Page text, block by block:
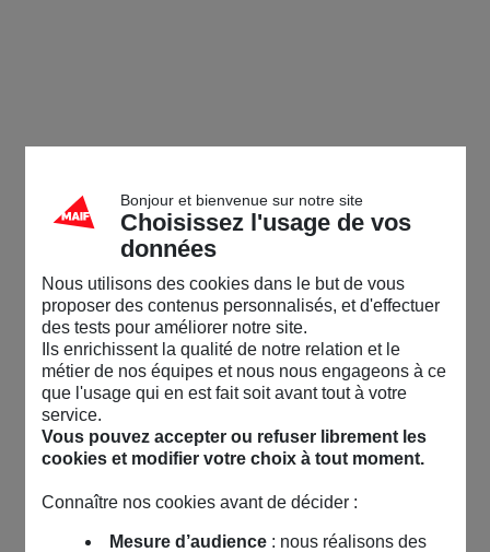
Bonjour et bienvenue sur notre site
Choisissez l'usage de vos
données
Nous utilisons des cookies dans le but de vous
proposer des contenus personnalisés, et d'effectuer
des tests pour améliorer notre site.
Ils enrichissent la qualité de notre relation et le
métier de nos équipes et nous nous engageons à ce
que l'usage qui en est fait soit avant tout à votre
service.
Vous pouvez accepter ou refuser librement les
cookies et modifier votre choix à tout moment.
Connaître nos cookies avant de décider :
Mesure d’audience: nous réalisons des